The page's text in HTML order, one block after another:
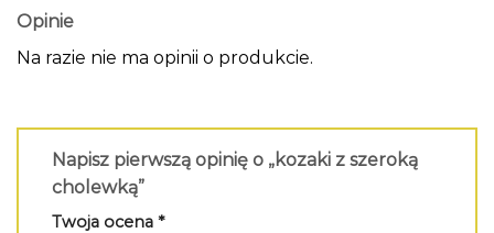
Opinie
Na razie nie ma opinii o produkcie.
Napisz pierwszą opinię o „kozaki z szeroką
cholewką”
Twoja ocena *